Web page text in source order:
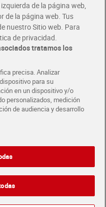
tu tienda más cercana
DIA
DIA CORPORATE
Política de cookies
de la página web,
de la página web. Tus
nuestro Sitio web. Para
de privacidad.
tratamos los
precisa. Analizar
para su
en un dispositivo y/o
personalizados, medición
de audiencia y desarrollo